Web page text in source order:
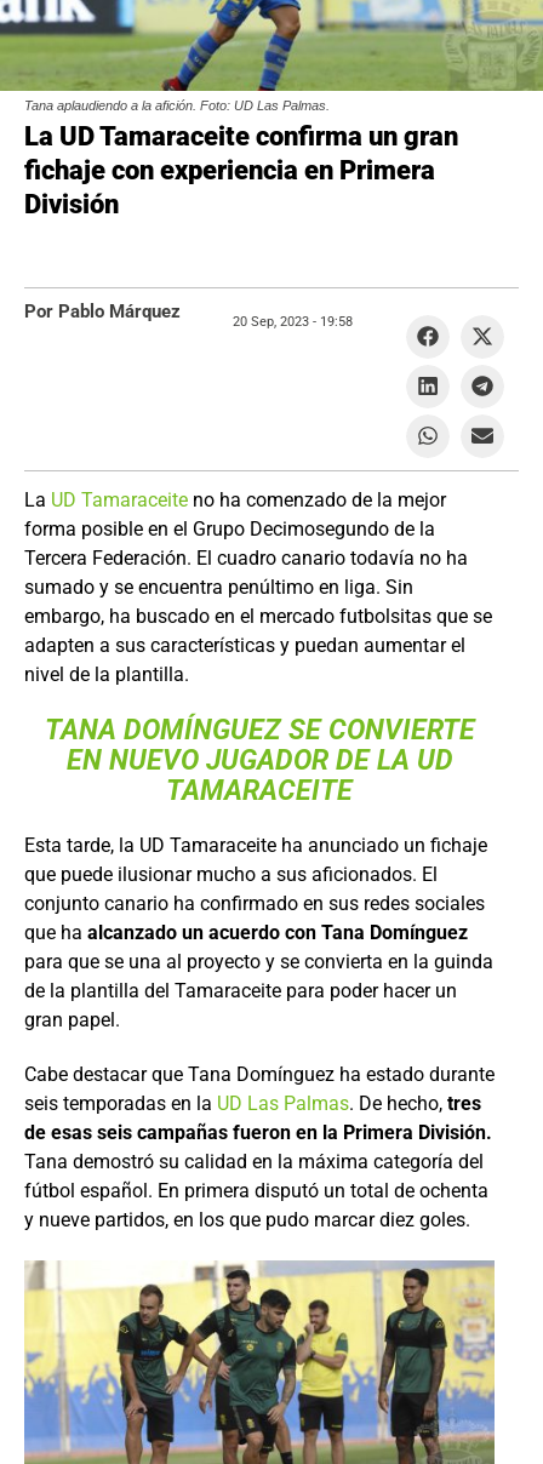
Tana aplaudiendo a la afición. Foto: UD Las Palmas.
La UD Tamaraceite confirma un gran
fichaje con experiencia en Primera
División
La UD Tamaraceite no ha comenzado de la mejor
forma posible en el Grupo Decimosegundo de la
Tercera Federación. El cuadro canario todavía no ha
sumado y se encuentra penúltimo en liga. Sin
embargo, ha buscado en el mercado futbolsitas que se
adapten a sus características y puedan aumentar el
nivel de la plantilla.
TANA DOMÍNGUEZ SE CONVIERTE
EN NUEVO JUGADOR DE LA UD
TAMARACEITE
Esta tarde, la UD Tamaraceite ha anunciado un fichaje
que puede ilusionar mucho a sus aficionados. El
conjunto canario ha confirmado en sus redes sociales
que ha alcanzado un acuerdo con Tana Domínguez
para que se una al proyecto y se convierta en la guinda
de la plantilla del Tamaraceite para poder hacer un
gran papel.
Cabe destacar que Tana Domínguez ha estado durante
seis temporadas en la UD Las Palmas. De hecho, tres
de esas seis campañas fueron en la Primera División.
Tana demostró su calidad en la máxima categoría del
fútbol español. En primera disputó un total de ochenta
y nueve partidos, en los que pudo marcar diez goles.
Por Pablo Márquez 20 Sep, 2023 - 19:58